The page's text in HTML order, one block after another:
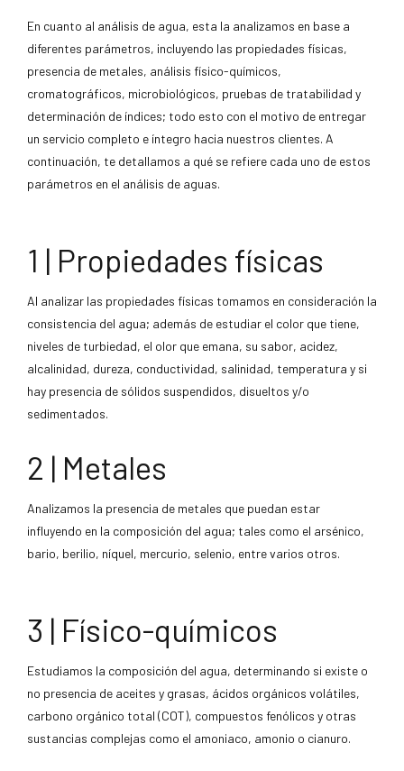
En cuanto al análisis de agua, esta la analizamos en base a
diferentes parámetros, incluyendo las propiedades físicas,
presencia de metales, análisis físico-químicos,
cromatográficos, microbiológicos, pruebas de tratabilidad y
determinación de índices; todo esto con el motivo de entregar
un servicio completo e íntegro hacia nuestros clientes. A
continuación, te detallamos a qué se refiere cada uno de estos
parámetros en el análisis de aguas.
1 | Propiedades físicas
Al analizar las propiedades físicas tomamos en consideración la
consistencia del agua; además de estudiar el color que tiene,
niveles de turbiedad, el olor que emana, su sabor, acidez,
alcalinidad, dureza, conductividad, salinidad, temperatura y si
hay presencia de sólidos suspendidos, disueltos y/o
sedimentados.
2 | Metales
Analizamos la presencia de metales que puedan estar
influyendo en la composición del agua; tales como el arsénico,
bario, berilio, níquel, mercurio, selenio, entre varios otros.
3 | Físico-químicos
Estudiamos la composición del agua, determinando si existe o
no presencia de aceites y grasas, ácidos orgánicos volátiles,
carbono orgánico total (COT), compuestos fenólicos y otras
sustancias complejas como el amoniaco, amonio o cianuro.